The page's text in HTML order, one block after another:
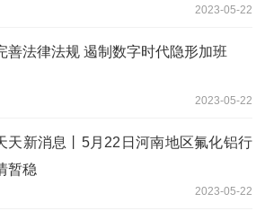
2023-05-22
善法律法规 遏制数字时代隐形加班
2023-05-22
天新消息丨5月22日河南地区氟化铝行
暂稳
2023-05-22